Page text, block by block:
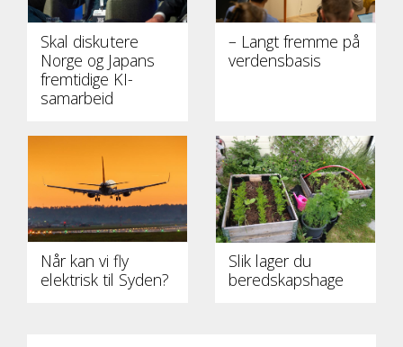
Skal diskutere
Norge og Japans
fremtidige KI-
samarbeid
– Langt fremme på
verdensbasis
Når kan vi fly
elektrisk til Syden?
Slik lager du
beredskapshage